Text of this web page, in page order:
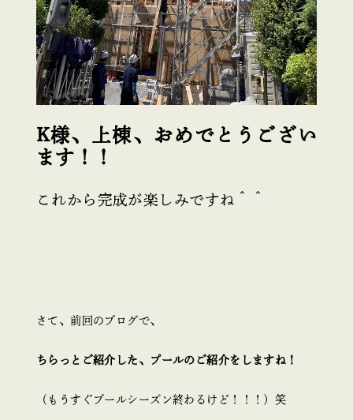
K様、上棟、おめでとうござい
ます！！
これから完成が楽しみですね＾＾
さて、前回のブログで、
ちらっとご紹介した、プールのご紹介をしますね！
（もうすぐプールシーズン終わるけど！！！）笑